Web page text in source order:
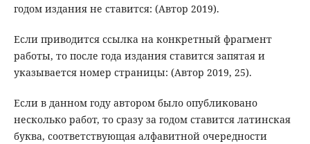
годом издания не ставится: (Автор 2019).
Если приводится ссылка на конкретный фрагмент
работы, то после года издания ставится запятая и
указывается номер страницы: (Автор 2019, 25).
Если в данном году автором было опубликовано
несколько работ, то сразу за годом ставится латинская
буква, соответствующая алфавитной очередности